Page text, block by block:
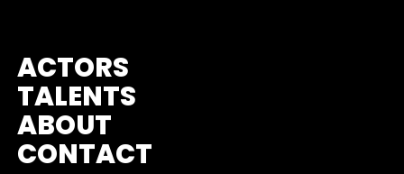
ACTORS
TALENTS
ABOUT
CONTACT